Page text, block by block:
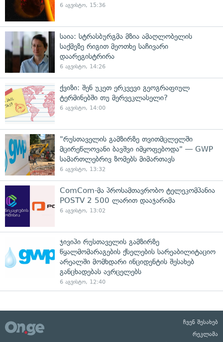
6 აგვისტო, 15:36
საია: სტრასბურგმა მზია ამაღლობელის
საქმეზე რიგით მეოთხე საჩივარი
დაარეგისტრირა
6 აგვისტო, 14:26
ქვიზი: შენ უკეთ ერკვევი გეოგრაფიულ
ტერმინებში თუ მერვეკლასელი?
6 აგვისტო, 14:00
"რუსთაველის გამზირზე თვითმცლელში
მცირეწლოვანი ბავშვი იმყოფებოდა" — GWP
სამართლებრივ ზომებს მიმართავს
6 აგვისტო, 13:32
ComCom-მა პროსამთავრობო ტელეკომპანია
POSTV 2 500 ლარით დააჯარიმა
6 აგვისტო, 13:02
ჯივიპი რუსთაველის გამზირზე
წყალმომარაგების ქსელების სარეაბილიტაციო
არეალში მომხდარი ინციდენტის შესახებ
განცხადებას ავრცელებს
6 აგვისტო, 12:40
ჩვენ შესახებ
რეკლამა